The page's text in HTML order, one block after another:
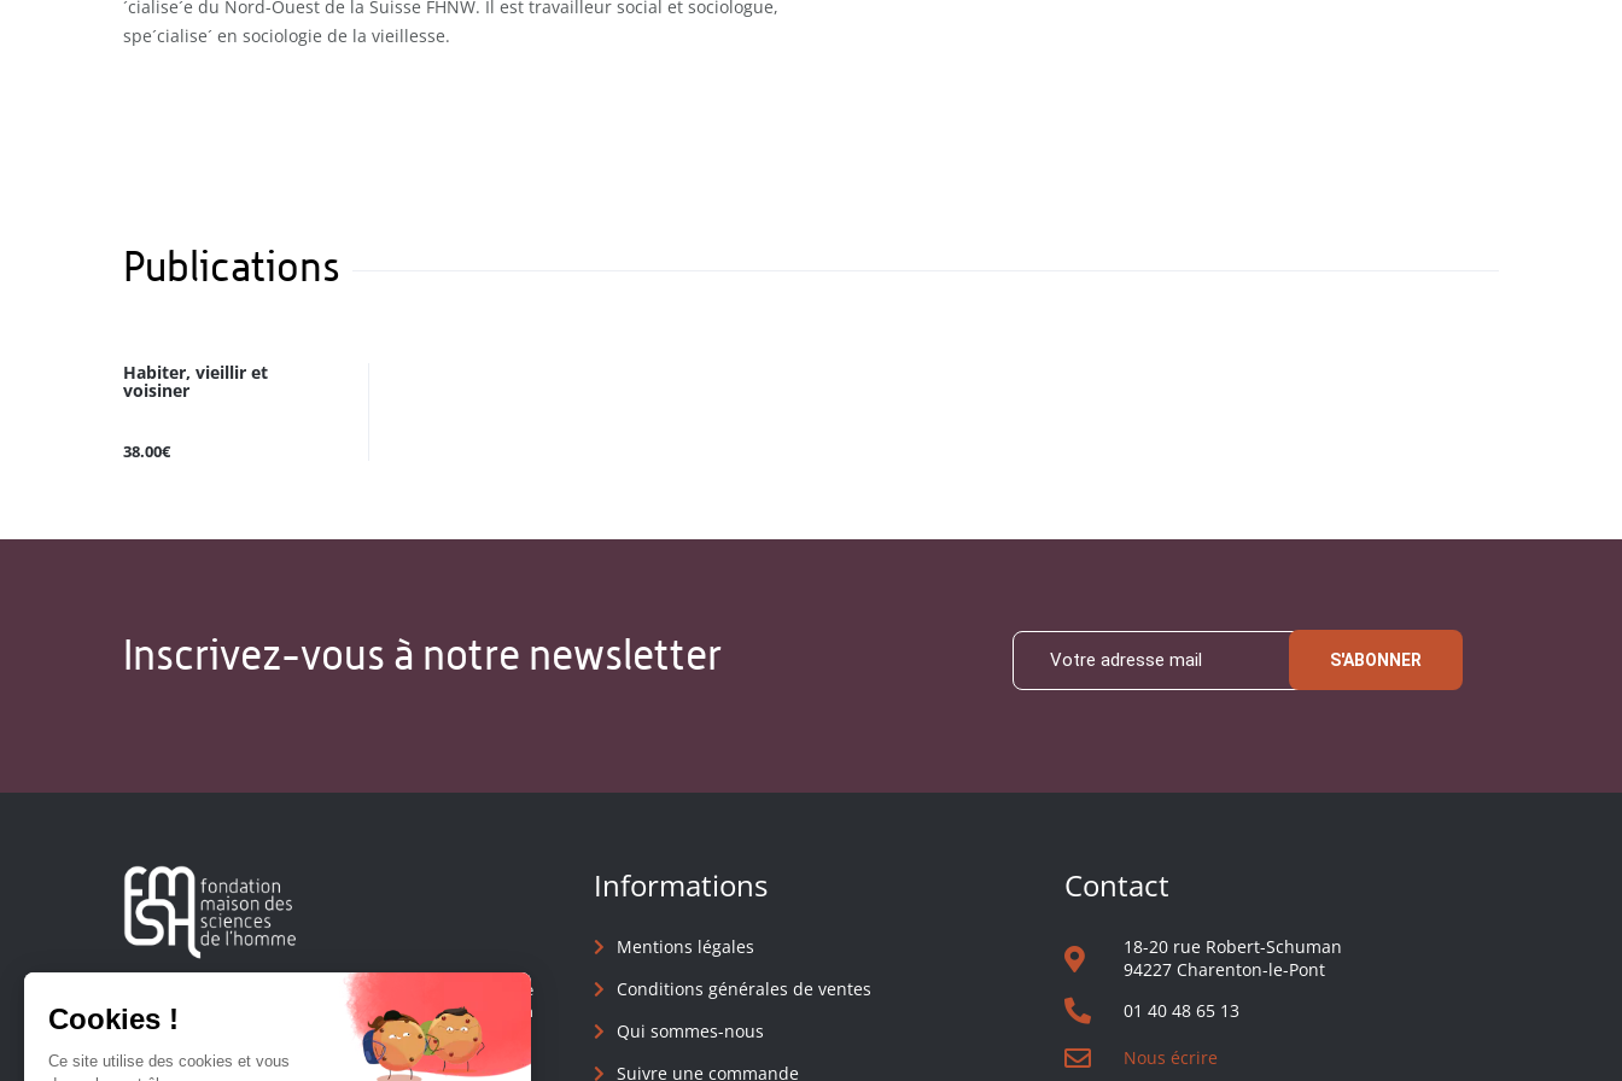
´cialise´e du Nord-Ouest de la Suisse FHNW. Il est travailleur social et sociologue,
spe´cialise´ en sociologie de la vieillesse.
Publications
Habiter, vieillir et
voisiner
38.00€
Inscrivez-vous à notre newsletter S'ABONNER
Créée en 1963, la Fondation Maison Sciences de l'Homme
soutient la recherche et la diffusion des connaissances en
sciences humaines et sociales.
Informations
Mentions légales
Conditions générales de ventes
Qui sommes-nous
Suivre une commande
Contact
18-20 rue Robert-Schuman
94227 Charenton-le-Pont
01 40 48 65 13
Nous écrire